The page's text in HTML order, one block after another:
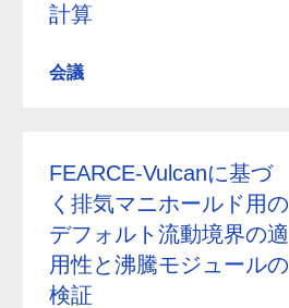
計算
会議
FEARCE-Vulcanに基づ
く排気マニホールド用の
デフォルト流動境界の適
用性と沸騰モジュールの
検証